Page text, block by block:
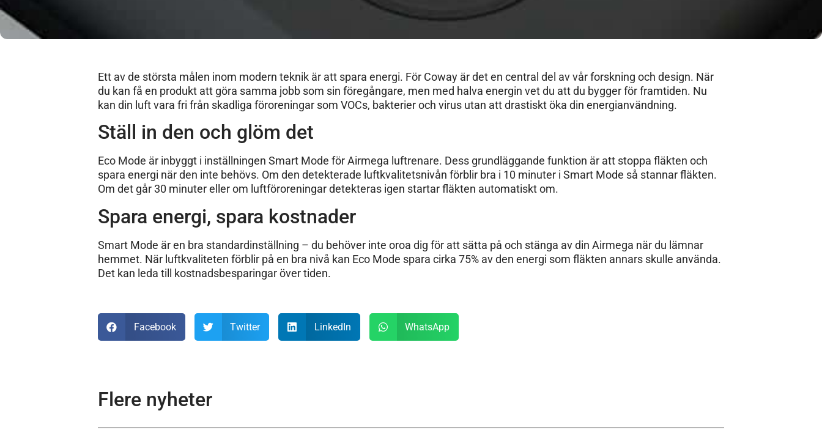
Ett av de största målen inom modern teknik är att spara energi. För Coway är det en central del av vår forskning och design. När
du kan få en produkt att göra samma jobb som sin föregångare, men med halva energin vet du att du bygger för framtiden. Nu
kan din luft vara fri från skadliga föroreningar som VOCs, bakterier och virus utan att drastiskt öka din energianvändning.
Ställ in den och glöm det
Eco Mode är inbyggt i inställningen Smart Mode för Airmega luftrenare. Dess grundläggande funktion är att stoppa fläkten och
spara energi när den inte behövs. Om den detekterade luftkvalitetsnivån förblir bra i 10 minuter i Smart Mode så stannar fläkten.
Om det går 30 minuter eller om luftföroreningar detekteras igen startar fläkten automatiskt om.
Spara energi, spara kostnader
Smart Mode är en bra standardinställning – du behöver inte oroa dig för att sätta på och stänga av din Airmega när du lämnar
hemmet. När luftkvaliteten förblir på en bra nivå kan Eco Mode spara cirka 75% av den energi som fläkten annars skulle använda.
Det kan leda till kostnadsbesparingar över tiden.
Facebook Twitter LinkedIn WhatsApp
Flere nyheter